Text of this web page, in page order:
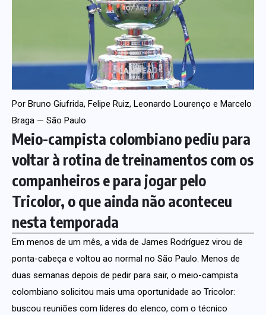
Por Bruno Giufrida, Felipe Ruiz, Leonardo Lourenço e Marcelo
Braga — São Paulo
Meio-campista colombiano pediu para
voltar à rotina de treinamentos com os
companheiros e para jogar pelo
Tricolor, o que ainda não aconteceu
nesta temporada
Em menos de um mês, a vida de James Rodríguez virou de
ponta-cabeça e voltou ao normal no São Paulo. Menos de
duas semanas depois de pedir para sair, o meio-campista
colombiano solicitou mais uma oportunidade ao Tricolor:
buscou reuniões com líderes do elenco, com o técnico